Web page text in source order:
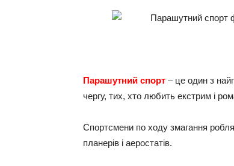
Парашутний спорт – це один з
чергу, тих, хто любить екстрим і
Спортсмени по ходу змагання
планерів і аеростатів.